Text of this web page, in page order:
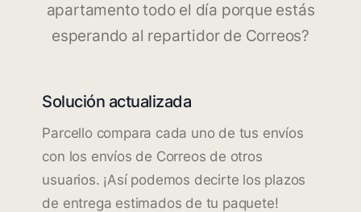
apartamento todo el día porque estás
esperando al repartidor de Correos?
Solución actualizada
Parcello compara cada uno de tus envíos
con los envíos de Correos de otros
usuarios. ¡Así podemos decirte los plazos
de entrega estimados de tu paquete!